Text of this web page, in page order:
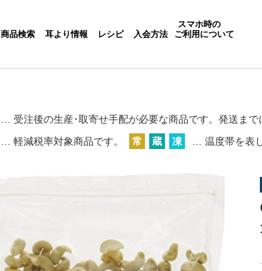
商品検索 耳より情報 レシピ 入会方法
スマホ時の
ご利用について
… 受注後の生産･取寄せ手配が必要な商品です。 発送まで
… 軽減税率対象商品です。 常 蔵 凍 … 温度帯を表